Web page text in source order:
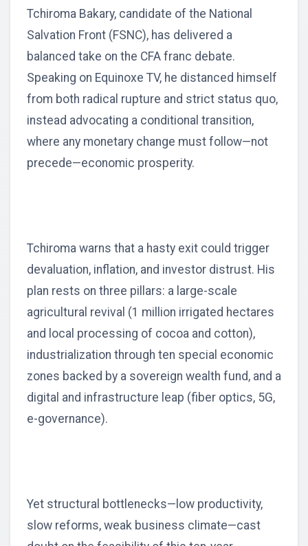
Tchiroma Bakary, candidate of the National
Salvation Front (FSNC), has delivered a
balanced take on the CFA franc debate.
Speaking on Equinoxe TV, he distanced himself
from both radical rupture and strict status quo,
instead advocating a conditional transition,
where any monetary change must follow—not
precede—economic prosperity.
Tchiroma warns that a hasty exit could trigger
devaluation, inflation, and investor distrust. His
plan rests on three pillars: a large-scale
agricultural revival (1 million irrigated hectares
and local processing of cocoa and cotton),
industrialization through ten special economic
zones backed by a sovereign wealth fund, and a
digital and infrastructure leap (fiber optics, 5G,
e-governance).
Yet structural bottlenecks—low productivity,
slow reforms, weak business climate—cast